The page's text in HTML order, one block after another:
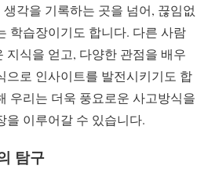
각을 기록하는 곳을 넘어, 끊임없
학습장이기도 합니다. 다른 사람
지식을 얻고, 다양한 관점을 배우
으로 인사이트를 발전시키기도 합
우리는 더욱 풍요로운 사고방식을
을 이루어갈 수 있습니다.
탐구